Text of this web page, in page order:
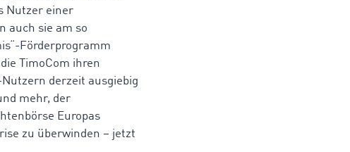
Nutzer einer
auch sie am so
Förderprogramm
TimoCom ihren
derzeit ausgiebig
mehr, der
Europas
zu überwinden – jetzt